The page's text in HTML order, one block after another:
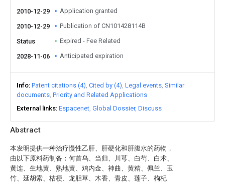
Abstract
本发明提供一种治疗慢性乙肝、肝硬化和肝腹水的药物，
由以下原料药制备：何首乌、当归、川芎、白芍、白术、
黄连、生地黄、熟地黄、鸡内金、神曲、黄精、佩兰、玉
竹、延胡索、桔梗、龙胆草、木香、青皮、莲子、枸杞
2010-12-29 Application granted
2010-12-29 Publication of CN101428114B
Status Expired - Fee Related
2028-11-06 Anticipated expiration
Info Patent citations (4) Cited by (4) Legal events Similar
documents Priority and Related Applications
External links Espacenet Global Dossier Discuss